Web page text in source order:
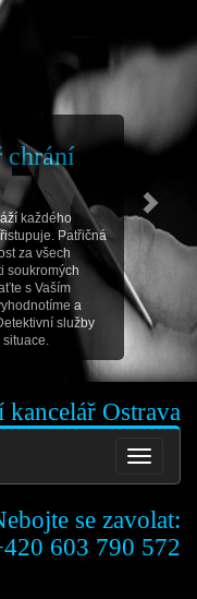
chrání
každého
Patřičná
za všech
soukromých
s Vaším
a
služby
Ostrava
Toggle
se zavolat:
603 790 572